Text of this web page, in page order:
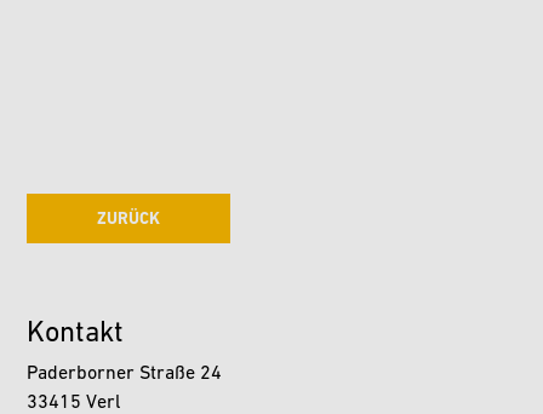
ZURÜCK
Kontakt
Paderborner Straße 24
33415 Verl